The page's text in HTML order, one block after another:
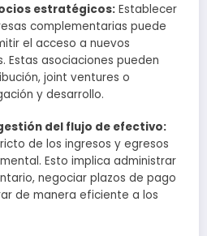
estratégicos: Establecer
complementarias puede
el acceso a nuevos
Estas asociaciones pueden
joint ventures o
y desarrollo.
del flujo de efectivo:
de los ingresos y egresos
Esto implica administrar
negociar plazos de pago
de manera eficiente a los